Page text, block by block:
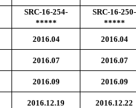
SRC-16-254-
*****
SRC-16-250-
*****
2016.04 2016.04
2016.07 2016.07
2016.09 2016.09
2016.12.19 2016.12.22